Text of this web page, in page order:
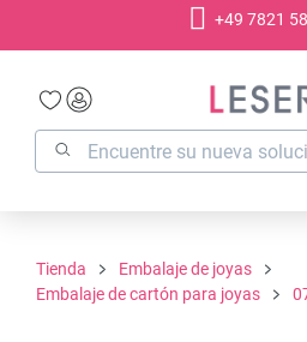
+49 7821
Tienda
Embalaje de joyas
Embalaje de cartón para joyas